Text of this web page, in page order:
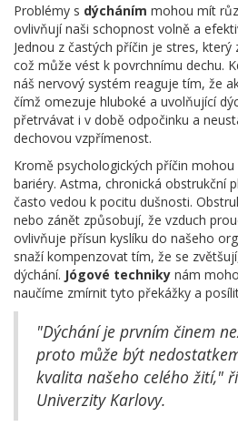
Problémy s dýcháním mohou mít
ovlivňují naši schopnost volně a
Jednou z častých příčin je stres,
což může vést k povrchnímu dechu.
náš nervový systém reaguje tím, že
čímž omezuje hluboké a uvolňující
přetrvávat i v době odpočinku a
dechovou vzpřímenost.
Kromě psychologických příčin
bariéry. Astma, chronická obstrukční
často vedou k pocitu dušnosti.
nebo zánět způsobují, že vzduch
ovlivňuje přísun kyslíku do našeho
snaží kompenzovat tím, že se
dýchání. Jógové techniky nám
naučíme zmírnit tyto překážky a
"Dýchání je prvním činem
proto může být
kvalita našeho celého žití,"
Univerzity Karlovy.